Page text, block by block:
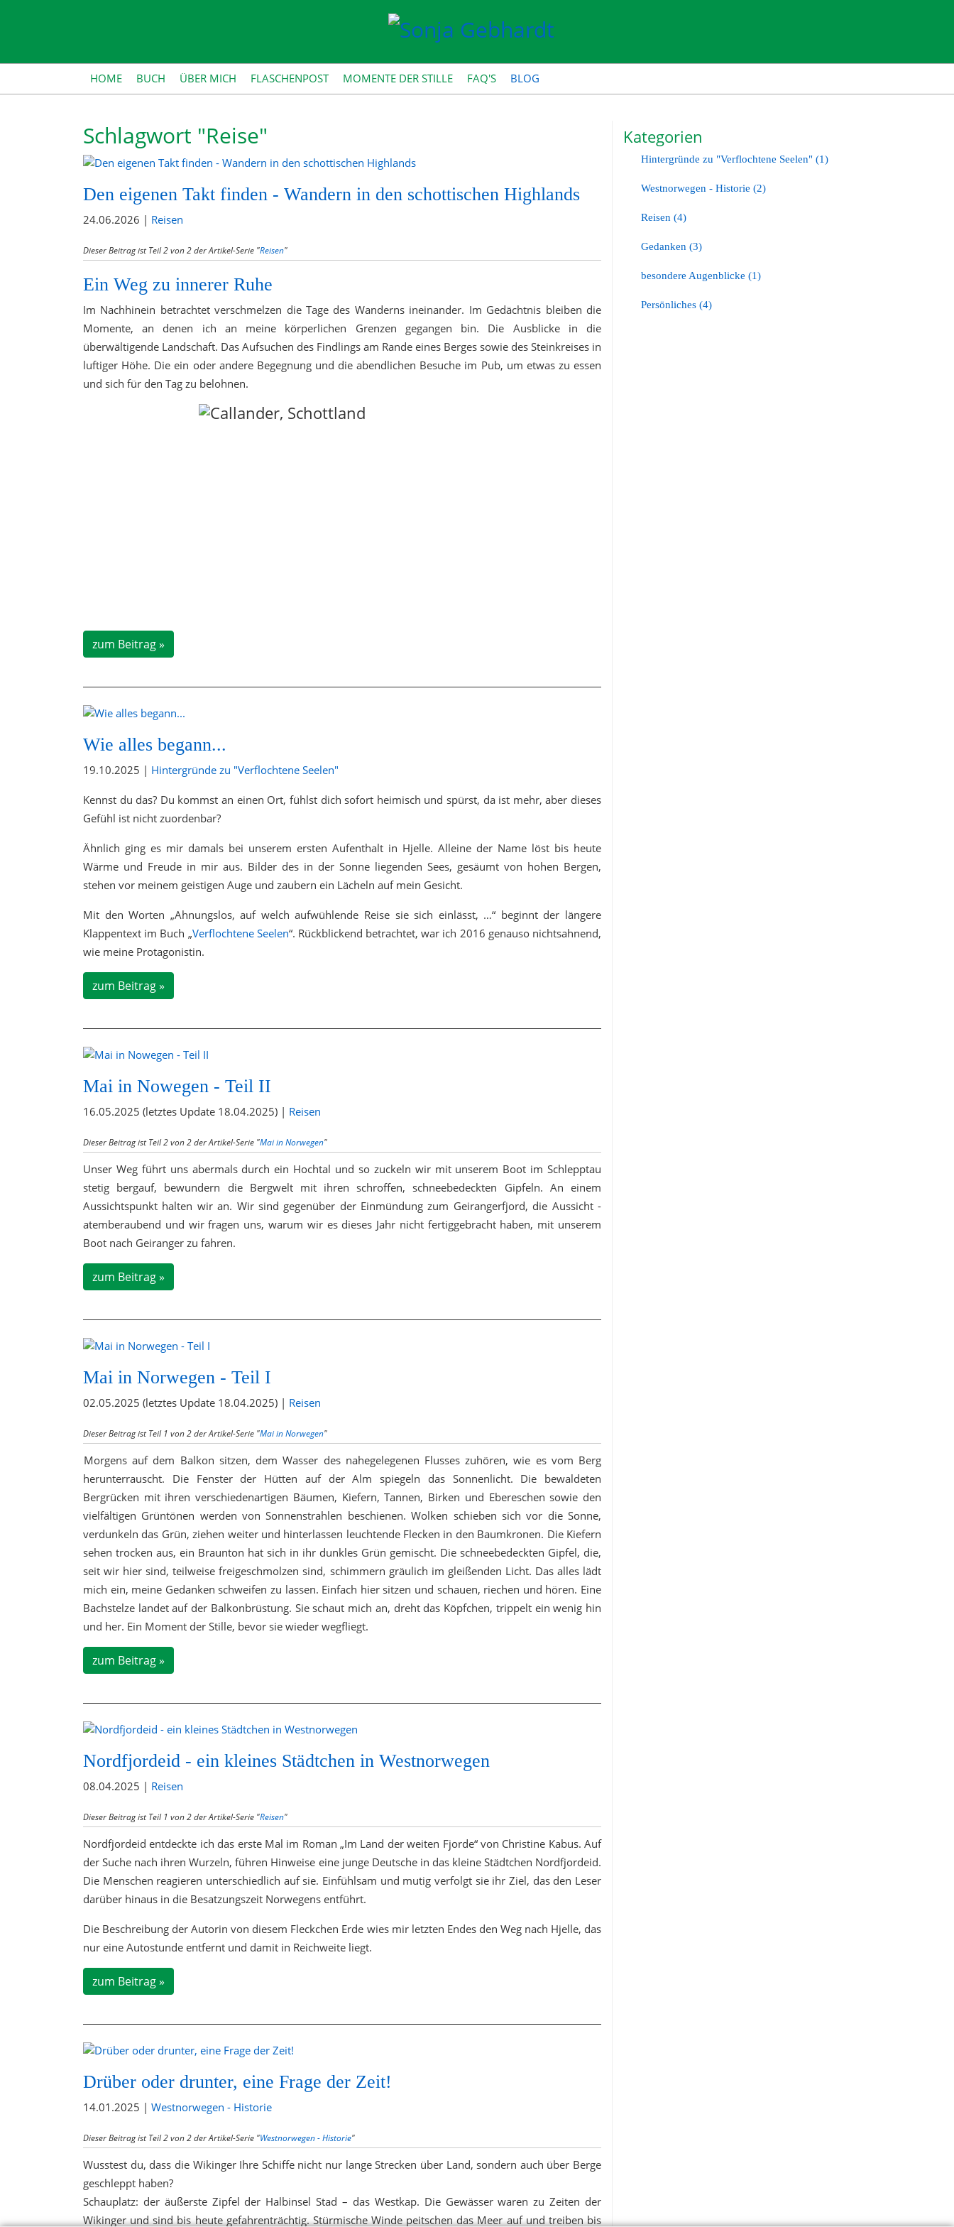
HOME BUCH ÜBER MICH FLASCHENPOST MOMENTE DER STILLE FAQ'S BLOG
Schlagwort "Reise"
Den eigenen Takt finden - Wandern in den schottischen Highlands
24.06.2026 | Reisen
Dieser Beitrag ist Teil 2 von 2 der Artikel-Serie "Reisen"
Ein Weg zu innerer Ruhe
Im Nachhinein betrachtet verschmelzen die Tage des Wanderns ineinander. Im Gedächtnis bleiben die
Momente, an denen ich an meine körperlichen Grenzen gegangen bin. Die Ausblicke in die
überwältigende Landschaft. Das Aufsuchen des Findlings am Rande eines Berges sowie des Steinkreises in
luftiger Höhe. Die ein oder andere Begegnung und die abendlichen Besuche im Pub, um etwas zu essen
und sich für den Tag zu belohnen.
zum Beitrag »
Wie alles begann...
19.10.2025 | Hintergründe zu "Verflochtene Seelen"
Kennst du das? Du kommst an einen Ort, fühlst dich sofort heimisch und spürst, da ist mehr, aber dieses
Gefühl ist nicht zuordenbar?
Ähnlich ging es mir damals bei unserem ersten Aufenthalt in Hjelle. Alleine der Name löst bis heute
Wärme und Freude in mir aus. Bilder des in der Sonne liegenden Sees, gesäumt von hohen Bergen,
stehen vor meinem geistigen Auge und zaubern ein Lächeln auf mein Gesicht.
Mit den Worten „Ahnungslos, auf welch aufwühlende Reise sie sich einlässt, …“ beginnt der längere
Klappentext im Buch „Verflochtene Seelen“. Rückblickend betrachtet, war ich 2016 genauso nichtsahnend,
wie meine Protagonistin.
zum Beitrag »
Mai in Nowegen - Teil II
16.05.2025 (letztes Update 18.04.2025) | Reisen
Dieser Beitrag ist Teil 2 von 2 der Artikel-Serie "Mai in Norwegen"
Unser Weg führt uns abermals durch ein Hochtal und so zuckeln wir mit unserem Boot im Schlepptau
stetig bergauf, bewundern die Bergwelt mit ihren schroffen, schneebedeckten Gipfeln. An einem
Aussichtspunkt halten wir an. Wir sind gegenüber der Einmündung zum Geirangerfjord, die Aussicht -
atemberaubend und wir fragen uns, warum wir es dieses Jahr nicht fertiggebracht haben, mit unserem
Boot nach Geiranger zu fahren.
zum Beitrag »
Mai in Norwegen - Teil I
02.05.2025 (letztes Update 18.04.2025) | Reisen
Dieser Beitrag ist Teil 1 von 2 der Artikel-Serie "Mai in Norwegen"
Morgens auf dem Balkon sitzen, dem Wasser des nahegelegenen Flusses zuhören, wie es vom Berg
herunterrauscht. Die Fenster der Hütten auf der Alm spiegeln das Sonnenlicht. Die bewaldeten
Bergrücken mit ihren verschiedenartigen Bäumen, Kiefern, Tannen, Birken und Ebereschen sowie den
vielfältigen Grüntönen werden von Sonnenstrahlen beschienen. Wolken schieben sich vor die Sonne,
verdunkeln das Grün, ziehen weiter und hinterlassen leuchtende Flecken in den Baumkronen. Die Kiefern
sehen trocken aus, ein Braunton hat sich in ihr dunkles Grün gemischt. Die schneebedeckten Gipfel, die,
seit wir hier sind, teilweise freigeschmolzen sind, schimmern gräulich im gleißenden Licht. Das alles lädt
mich ein, meine Gedanken schweifen zu lassen. Einfach hier sitzen und schauen, riechen und hören. Eine
Bachstelze landet auf der Balkonbrüstung. Sie schaut mich an, dreht das Köpfchen, trippelt ein wenig hin
und her. Ein Moment der Stille, bevor sie wieder wegfliegt.
zum Beitrag »
Nordfjordeid - ein kleines Städtchen in Westnorwegen
08.04.2025 | Reisen
Dieser Beitrag ist Teil 1 von 2 der Artikel-Serie "Reisen"
Nordfjordeid entdeckte ich das erste Mal im Roman „Im Land der weiten Fjorde“ von Christine Kabus. Auf
der Suche nach ihren Wurzeln, führen Hinweise eine junge Deutsche in das kleine Städtchen Nordfjordeid.
Die Menschen reagieren unterschiedlich auf sie. Einfühlsam und mutig verfolgt sie ihr Ziel, das den Leser
darüber hinaus in die Besatzungszeit Norwegens entführt.
Die Beschreibung der Autorin von diesem Fleckchen Erde wies mir letzten Endes den Weg nach Hjelle, das
nur eine Autostunde entfernt und damit in Reichweite liegt.
zum Beitrag »
Drüber oder drunter, eine Frage der Zeit!
14.01.2025 | Westnorwegen - Historie
Dieser Beitrag ist Teil 2 von 2 der Artikel-Serie "Westnorwegen - Historie"
Wusstest du, dass die Wikinger Ihre Schiffe nicht nur lange Strecken über Land, sondern auch über Berge
geschleppt haben?
Schauplatz: der äußerste Zipfel der Halbinsel Stad – das Westkap. Die Gewässer waren zu Zeiten der
Wikinger und sind bis heute gefahrenträchtig. Stürmische Winde peitschen das Meer auf und treiben bis
Kategorien
Hintergründe zu "Verflochtene Seelen" (1)
Westnorwegen - Historie (2)
Reisen (4)
Gedanken (3)
besondere Augenblicke (1)
Persönliches (4)